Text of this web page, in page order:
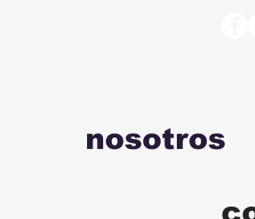
nosotros